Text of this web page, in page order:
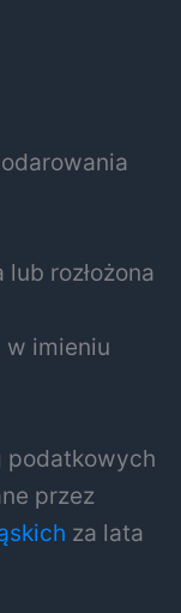
rozłożona
imieniu
podatkowych
przez
za lata